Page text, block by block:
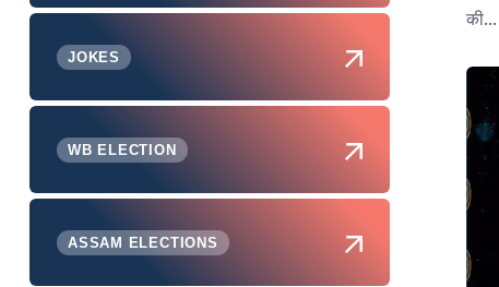
की...
JOKES
WB ELECTION
ASSAM ELECTIONS